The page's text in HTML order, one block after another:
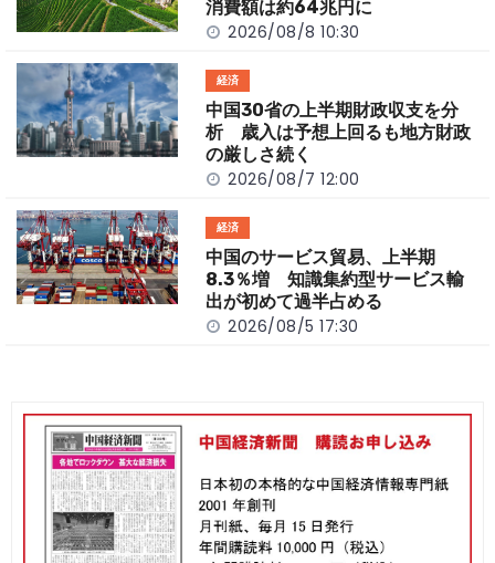
k
消費額は約64兆円に
2026/08/8 10:30
経済
中国30省の上半期財政収支を分
析 歳入は予想上回るも地方財政
の厳しさ続く
2026/08/7 12:00
経済
中国のサービス貿易、上半期
8.3％増 知識集約型サービス輸
出が初めて過半占める
2026/08/5 17:30